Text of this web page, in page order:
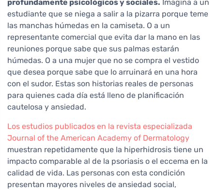
profundamente psicológicos y sociales. Imagina a un
estudiante que se niega a salir a la pizarra porque teme
las manchas húmedas en la camiseta. O a un
representante comercial que evita dar la mano en las
reuniones porque sabe que sus palmas estarán
húmedas. O a una mujer que no se compra el vestido
que desea porque sabe que lo arruinará en una hora
con el sudor. Estas son historias reales de personas
para quienes cada día está lleno de planificación
cautelosa y ansiedad.
Los estudios publicados en la revista especializada
Journal of the American Academy of Dermatology
muestran repetidamente que la hiperhidrosis tiene un
impacto comparable al de la psoriasis o el eccema en la
calidad de vida. Las personas con esta condición
presentan mayores niveles de ansiedad social,